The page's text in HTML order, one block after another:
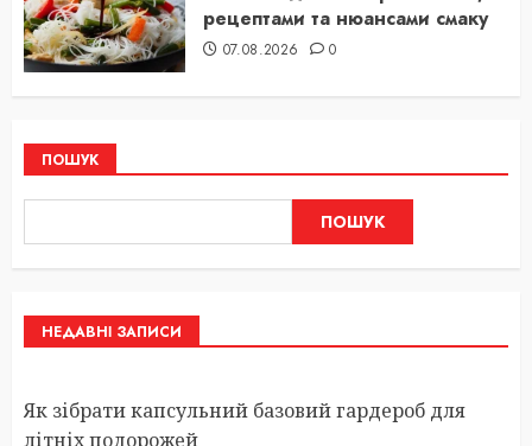
рецептами та нюансами смаку
07.08.2026 0
ПОШУК
ПОШУК
НЕДАВНІ ЗАПИСИ
Як зібрати капсульний базовий гардероб для
літніх подорожей